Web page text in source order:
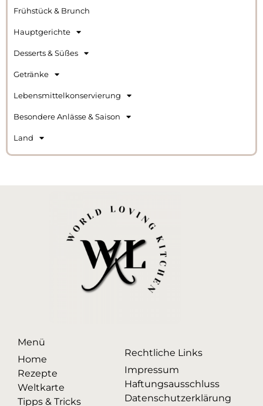
Frühstück & Brunch
Hauptgerichte
Desserts & Süßes
Getränke
Lebensmittelkonservierung
Besondere Anlässe & Saison
Land
Menü
Home
Rezepte
Weltkarte
Tipps & Tricks
Rechtliche Links
Impressum
Haftungsausschluss
Datenschutzerklärung